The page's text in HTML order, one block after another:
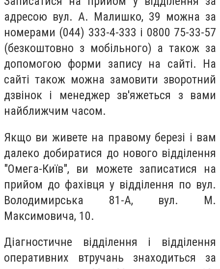
адресою вул. А. Малишко, 39 можна за
номерами (044) 333-4-333 і 0800 75-33-57
(безкоштовно з мобільного) а також за
допомогою форми запису на сайті. На
сайті також можна замовити зворотний
дзвінок і менеджер зв'яжеться з вами
найближчим часом.
Якщо ви живете на правому березі і вам
далеко добиратися до нового відділення
"Омега-Київ", ви можете записатися на
прийом до фахівця у відділення по вул.
Володимирська 81-А, вул. М.
Максимовича, 10.
Діагностичне відділення і відділення
оперативних втручань знаходиться за